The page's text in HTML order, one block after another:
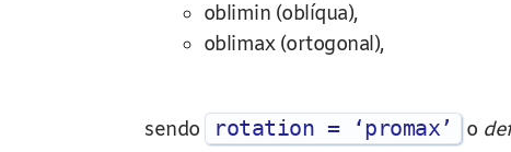
oblimin (oblíqua),
oblimax (ortogonal),
sendo rotation = ‘promax’ o